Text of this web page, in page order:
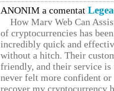
ANONIM a comentat
How Marv Web Can
of cryptocurrencies has
incredibly quick and
without a hitch. Their
friendly, and their service
never felt more confident
recover my cryptocurrency